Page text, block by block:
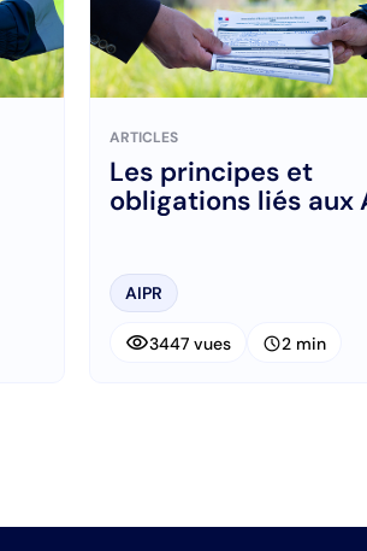
ARTICLES
Les principes et
obligations liés aux
AIPR
visibility3447 vues schedule2 min